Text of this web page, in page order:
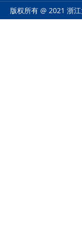
版权所有 @ 2021 浙